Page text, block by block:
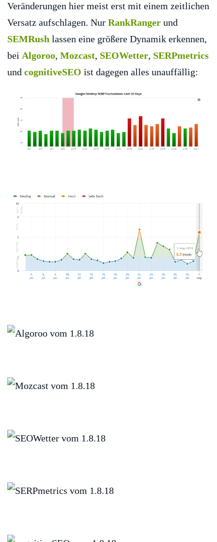
Veränderungen hier meist erst mit einem zeitlichen
Versatz aufschlagen. Nur RankRanger und
SEMRush lassen eine größere Dynamik erkennen,
bei Algoroo, Mozcast, SEOWetter, SERPmetrics
und cognitiveSEO ist dagegen alles unauffällig: